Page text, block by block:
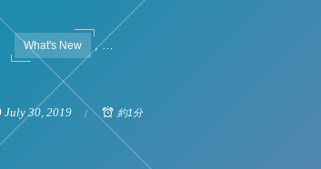
What's New , …
July 30 ,2019 約1分